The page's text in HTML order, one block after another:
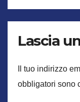
Lascia
Il tuo indirizzo
obbligatori sono